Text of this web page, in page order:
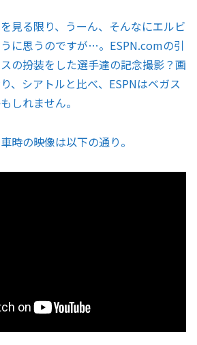
見る限り、うーん、そんなにエルビ
に思うのですが…。ESPN.comの引
の扮装をした選手達の記念撮影？画
、シアトルと比べ、ESPNはベガス
しれません。
時の映像は以下の通り。